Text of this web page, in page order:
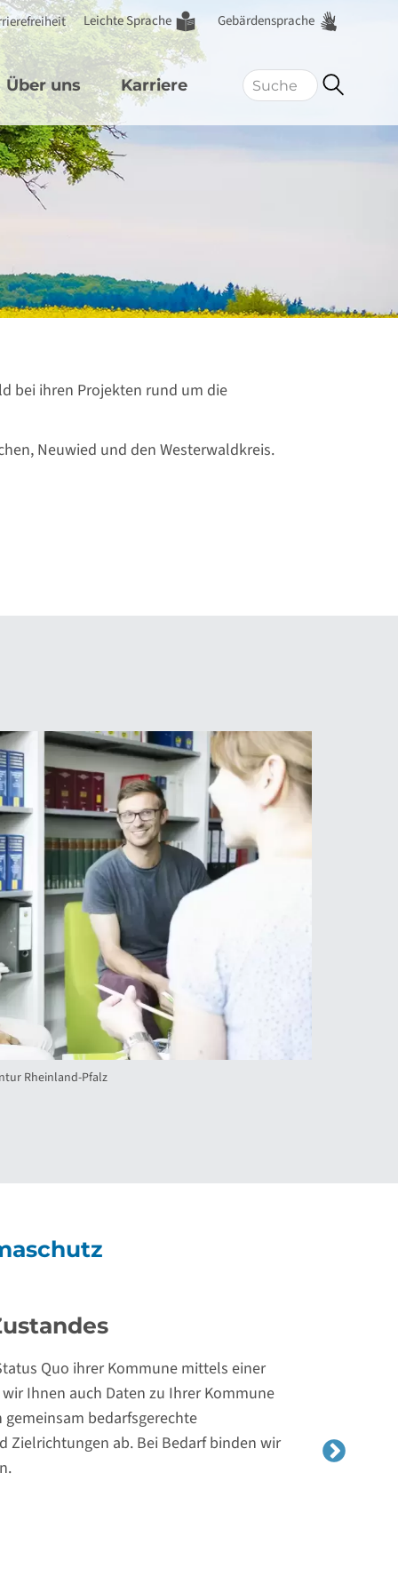
Leichte Sprache Gebärdensprache
Über uns Karriere
bei ihren Projekten rund um die
Neuwied und den Westerwaldkreis.
Rheinland-Pfalz
Informationen zu folgenden Themen
kommunalen Klimaschutzes